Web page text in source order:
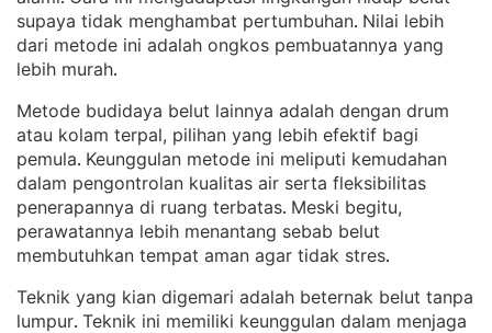
supaya tidak menghambat pertumbuhan. Nilai lebih
dari metode ini adalah ongkos pembuatannya yang
lebih murah.
Metode budidaya belut lainnya adalah dengan drum
atau kolam terpal, pilihan yang lebih efektif bagi
pemula. Keunggulan metode ini meliputi kemudahan
dalam pengontrolan kualitas air serta fleksibilitas
penerapannya di ruang terbatas. Meski begitu,
perawatannya lebih menantang sebab belut
membutuhkan tempat aman agar tidak stres.
Teknik yang kian digemari adalah beternak belut tanpa
lumpur. Teknik ini memiliki keunggulan dalam menjaga